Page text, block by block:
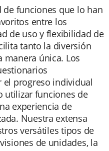
de funciones que lo han
entre los
de uso y flexibilidad de
tanto la diversión
manera única. Los
el progreso individual
utilizar funciones de
experiencia de
Nuestra extensa
versátiles tipos de
de unidades, la